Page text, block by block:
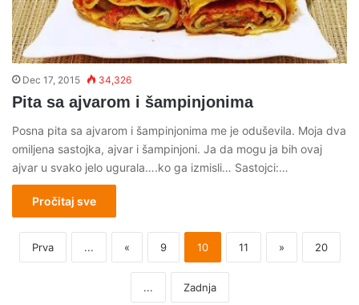
Dec 17, 2015 34,326
Pita sa ajvarom i šampinjonima
Posna pita sa ajvarom i šampinjonima me je oduševila. Moja dva
omiljena sastojka, ajvar i šampinjoni. Ja da mogu ja bih ovaj
ajvar u svako jelo ugurala….ko ga izmisli… Sastojci:…
Pročitaj sve
Prva ... « 9 10 11 » 20
... Zadnja